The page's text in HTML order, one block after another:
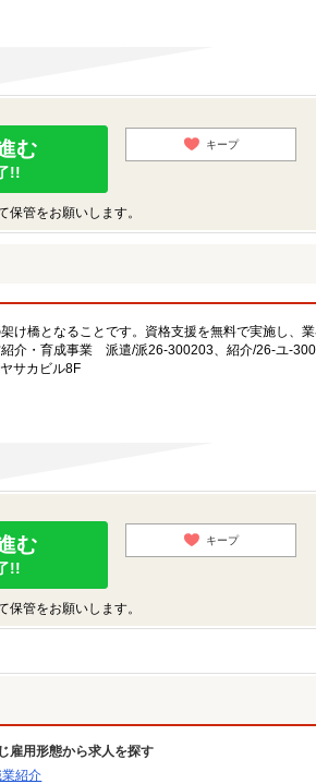
む
!!
キープ
管をお願いします。
け橋となることです。資格支援を無料で実施し、
介・育成事業 派遣/派26-300203、紹介/26-ユ-
サカビル8F
む
!!
キープ
管をお願いします。
雇用形態から求人を探す
業紹介